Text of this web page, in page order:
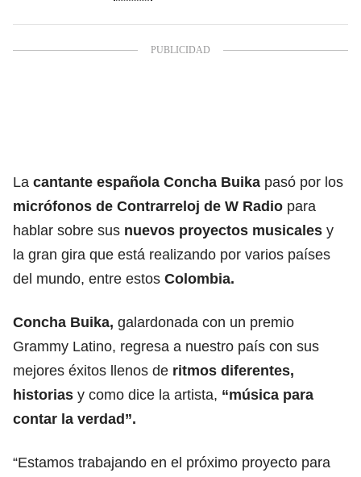
La cantante española Concha Buika pasó por los
micrófonos de Contrarreloj de W Radio para
hablar sobre sus nuevos proyectos musicales y
la gran gira que está realizando por varios países
del mundo, entre estos Colombia.
Concha Buika, galardonada con un premio
Grammy Latino, regresa a nuestro país con sus
mejores éxitos llenos de ritmos diferentes,
historias y como dice la artista, “música para
contar la verdad”.
“Estamos trabajando en el próximo proyecto para